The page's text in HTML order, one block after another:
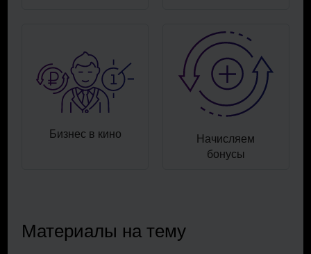
Бизнес в кино
Начисляем
бонусы
Материалы на тему